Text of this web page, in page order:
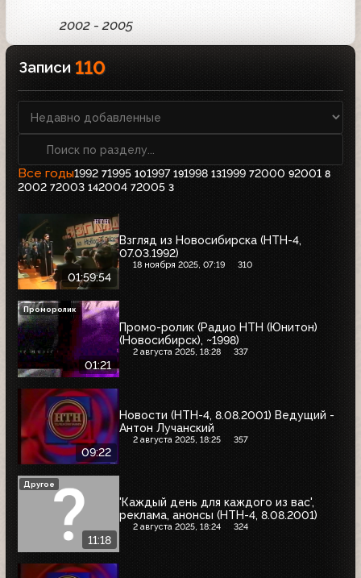
2002 - 2005
Записи 110
Все годы1992 71995 101997 191998 131999 72000 92001 8
2002 72003 142004 72005 3
01:59:54
Взгляд из Новосибирска (НТН-4,
07.03.1992)
18 ноября 2025, 07:19 310
01:21
Промо-ролик (Радио НТН (Юнитон)
(Новосибирск), ~1998)
2 августа 2025, 18:28 337
Проморолик
09:22
Новости (НТН-4, 8.08.2001) Ведущий -
Антон Лучанский
2 августа 2025, 18:25 357
11:18
'Каждый день для каждого из вас',
реклама, анонсы (НТН-4, 8.08.2001)
2 августа 2025, 18:24 324
Другое